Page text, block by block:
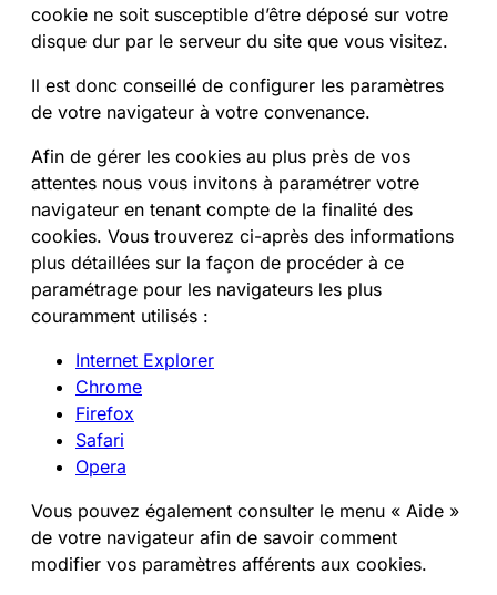
cookie ne soit susceptible d’être déposé sur votre
disque dur par le serveur du site que vous visitez.
Il est donc conseillé de configurer les paramètres
de votre navigateur à votre convenance.
Afin de gérer les cookies au plus près de vos
attentes nous vous invitons à paramétrer votre
navigateur en tenant compte de la finalité des
cookies. Vous trouverez ci-après des informations
plus détaillées sur la façon de procéder à ce
paramétrage pour les navigateurs les plus
couramment utilisés :
Internet Explorer
Chrome
Firefox
Safari
Opera
Vous pouvez également consulter le menu « Aide »
de votre navigateur afin de savoir comment
modifier vos paramètres afférents aux cookies.